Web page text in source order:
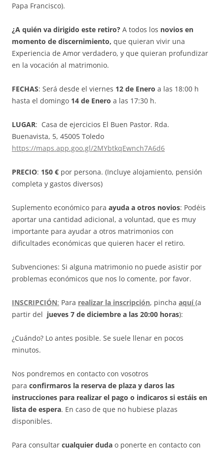
Papa Francisco).
¿A quién va dirigido este retiro? A todos los novios en
momento de discernimiento, que quieran vivir una
Experiencia de Amor verdadero, y que quieran profundizar
en la vocación al matrimonio.
FECHAS: Será desde el viernes 12 de Enero a las 18:00 h
hasta el domingo 14 de Enero a las 17:30 h.
LUGAR: Casa de ejercicios El Buen Pastor. Rda.
Buenavista, 5, 45005 Toledo
https://maps.app.goo.gl/2MYbtkqEwnch7A6d6
PRECIO: 150 € por persona. (Incluye alojamiento, pensión
completa y gastos diversos)
Suplemento económico para ayuda a otros novios: Podéis
aportar una cantidad adicional, a voluntad, que es muy
importante para ayudar a otros matrimonios con
dificultades económicas que quieren hacer el retiro.
Subvenciones: Si alguna matrimonio no puede asistir por
problemas económicos que nos lo comente, por favor.
INSCRIPCIÓN: Para realizar la inscripción, pincha aquí (a
partir del jueves 7 de diciembre a las 20:00 horas):
¿Cuándo? Lo antes posible. Se suele llenar en pocos
minutos.
Nos pondremos en contacto con vosotros
para confirmaros la reserva de plaza y daros las
instrucciones para realizar el pago o indicaros si estáis en
lista de espera. En caso de que no hubiese plazas
disponibles.
Para consultar cualquier duda o ponerte en contacto con